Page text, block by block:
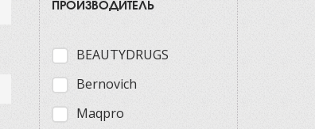
ПРОИЗВОДИТЕЛЬ
BEAUTYDRUGS
Bernovich
Maqpro